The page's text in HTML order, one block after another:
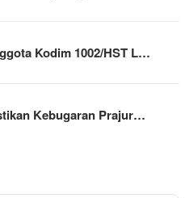
Kodim 1002/HST L…
Kebugaran Prajur…